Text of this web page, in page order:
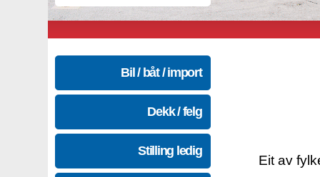
Bil / båt / import
Dekk / felg
Stilling ledig
Eit av